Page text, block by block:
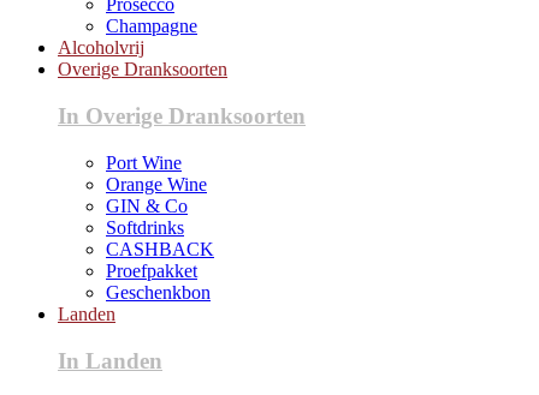
Prosecco
Champagne
Alcoholvrij
Overige Dranksoorten
In Overige Dranksoorten
Port Wine
Orange Wine
GIN & Co
Softdrinks
CASHBACK
Proefpakket
Geschenkbon
Landen
In Landen